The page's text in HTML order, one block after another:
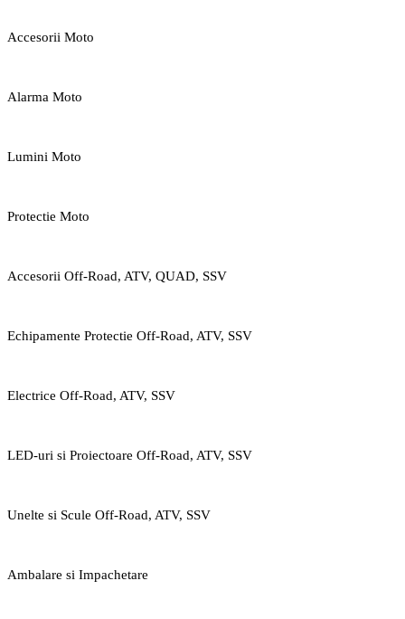
Accesorii Moto
Alarma Moto
Lumini Moto
Protectie Moto
Accesorii Off-Road, ATV, QUAD, SSV
Echipamente Protectie Off-Road, ATV, SSV
Electrice Off-Road, ATV, SSV
LED-uri si Proiectoare Off-Road, ATV, SSV
Unelte si Scule Off-Road, ATV, SSV
Ambalare si Impachetare